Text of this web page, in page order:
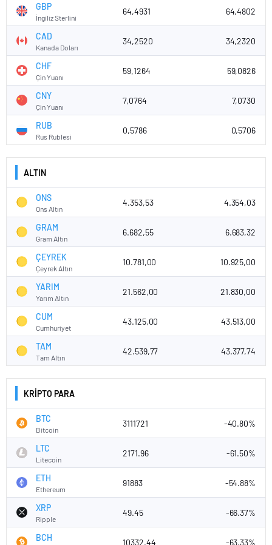
GBP
İngiliz Sterlini
64,4931 64,4802
CAD
Kanada Doları
34,2520 34,2320
CHF
Çin Yuanı
59,1264 59,0826
CNY
Çin Yuanı
7,0764 7,0730
RUB
Rus Rublesi
0,5786 0,5706
ALTIN
ONS
Ons Altın
4.353,53 4.354,03
GRAM
Gram Altın
6.682,55 6.683,32
ÇEYREK
Çeyrek Altın
10.781,00 10.925,00
YARIM
Yarım Altın
21.562,00 21.830,00
CUM
Cumhuriyet
43.125,00 43.513,00
TAM
Tam Altın
42.539,77 43.377,74
KRİPTO PARA
BTC
Bitcoin
3111721 -40.80%
LTC
Litecoin
2171.96 -61.50%
ETH
Ethereum
91883 -54.88%
XRP
Ripple
49.45 -66.37%
BCH 10332.44 -63.33%